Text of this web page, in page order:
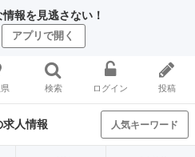
報を見逃さない！
アプリで開く
検索 ログイン 投稿
人情報 人気キーワード